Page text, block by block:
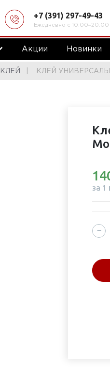
+7 (391) 297-49-43
Ежедневно с 10:00‒20:00
Акции Новинки
КЛЕЙ КЛЕЙ
за 1
−